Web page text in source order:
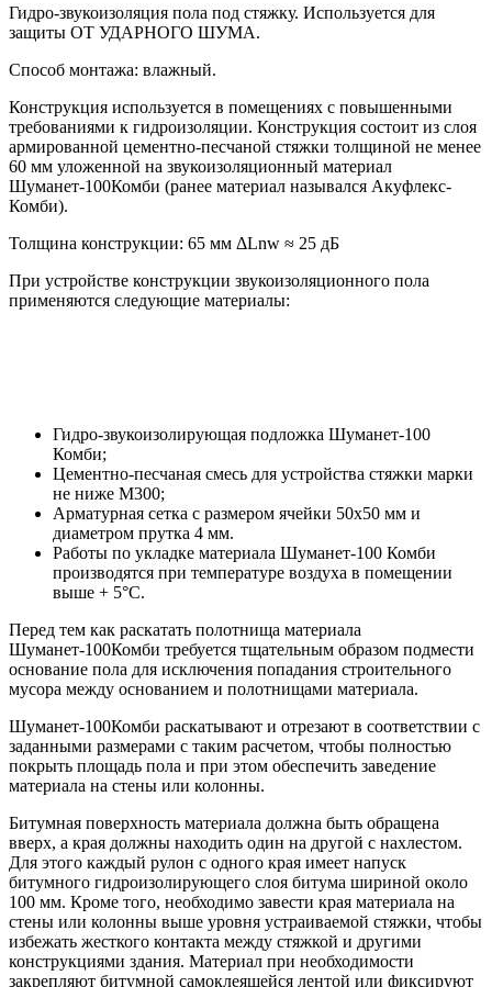
Гидро-звукоизоляция пола под стяжку. Используется для
защиты ОТ УДАРНОГО ШУМА.
Способ монтажа: влажный.
Конструкция используется в помещениях с повышенными
требованиями к гидроизоляции. Конструкция состоит из слоя
армированной цементно-песчаной стяжки толщиной не менее
60 мм уложенной на звукоизоляционный материал
Шуманет-100Комби (ранее материал назывался Акуфлекс-
Комби).
Толщина конструкции: 65 мм ΔLnw ≈ 25 дБ
При устройстве конструкции звукоизоляционного пола
применяются следующие материалы:
Гидро-звукоизолирующая подложка Шуманет-100
Комби;
Цементно-песчаная смесь для устройства стяжки марки
не ниже М300;
Арматурная сетка с размером ячейки 50х50 мм и
диаметром прутка 4 мм.
Работы по укладке материала Шуманет-100 Комби
производятся при температуре воздуха в помещении
выше + 5°С.
Перед тем как раскатать полотнища материала
Шуманет-100Комби требуется тщательным образом подмести
основание пола для исключения попадания строительного
мусора между основанием и полотнищами материала.
Шуманет-100Комби раскатывают и отрезают в соответствии с
заданными размерами с таким расчетом, чтобы полностью
покрыть площадь пола и при этом обеспечить заведение
материала на стены или колонны.
Битумная поверхность материала должна быть обращена
вверх, а края должны находить один на другой с нахлестом.
Для этого каждый рулон с одного края имеет напуск
битумного гидроизолирующего слоя битума шириной около
100 мм. Кроме того, необходимо завести края материала на
стены или колонны выше уровня устраиваемой стяжки, чтобы
избежать жесткого контакта между стяжкой и другими
конструкциями здания. Материал при необходимости
закрепляют битумной самоклеящейся лентой или фиксируют